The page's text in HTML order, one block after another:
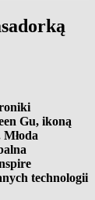
Gu, ikoną
technologii